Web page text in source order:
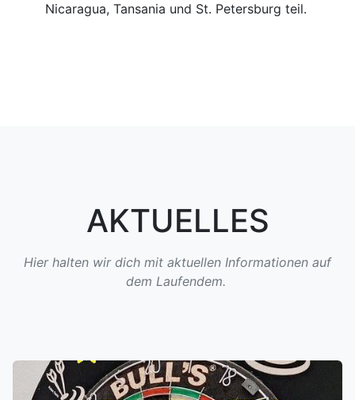
Nicaragua, Tansania und St. Petersburg teil.
AKTUELLES
Hier halten wir dich mit aktuellen Informationen auf
dem Laufendem.